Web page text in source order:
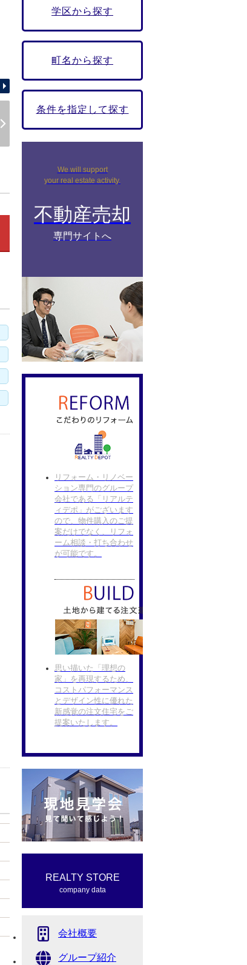
学区から探す
町名から探す
条件を指定して探す
We will support
your real estate activity.
不動産売却
専門サイトへ
リフォーム・リノベー
ション専門のグループ
会社である「リアルテ
ィデポ」がございます
ので、物件購入のご提
案だけでなく、リフォ
ーム相談・打ち合わせ
が可能です。
思い描いた「理想の
家」を再現するため、
コストパフォーマンス
とデザイン性に優れた
新感覚の注文住宅をご
提案いたします。
REALTY STORE
company data
会社概要
グループ紹介